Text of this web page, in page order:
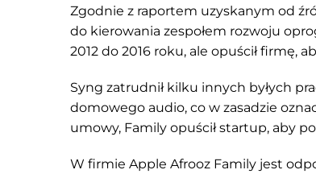
Zgodnie z raportem uzyskanym od
do kierowania zespołem rozwoju
2012 do 2016 roku, ale opuścił firmę,
Syng zatrudnił kilku innych byłych
domowego audio, co w zasadzie
umowy, Family opuścił startup, aby
W firmie Apple Afrooz Family jest